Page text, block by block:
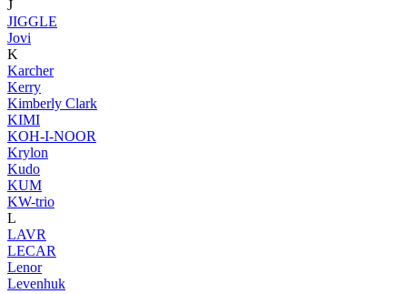
J
JIGGLE
Jovi
K
Karcher
Kerry
Kimberly Clark
KIMI
KOH-I-NOOR
Krylon
Kudo
KUM
KW-trio
L
LAVR
LECAR
Lenor
Levenhuk